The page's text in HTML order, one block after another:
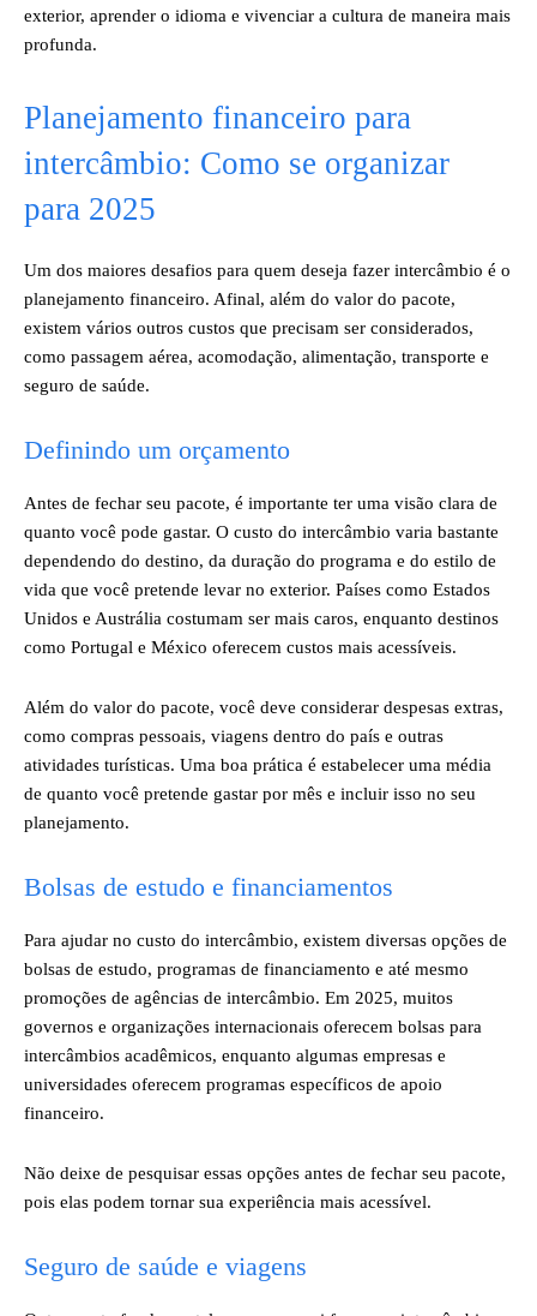
exterior, aprender o idioma e vivenciar a cultura de maneira mais
profunda.
Planejamento financeiro para
intercâmbio: Como se organizar
para 2025
Um dos maiores desafios para quem deseja fazer intercâmbio é o
planejamento financeiro. Afinal, além do valor do pacote,
existem vários outros custos que precisam ser considerados,
como passagem aérea, acomodação, alimentação, transporte e
seguro de saúde.
Definindo um orçamento
Antes de fechar seu pacote, é importante ter uma visão clara de
quanto você pode gastar. O custo do intercâmbio varia bastante
dependendo do destino, da duração do programa e do estilo de
vida que você pretende levar no exterior. Países como Estados
Unidos e Austrália costumam ser mais caros, enquanto destinos
como Portugal e México oferecem custos mais acessíveis.
Além do valor do pacote, você deve considerar despesas extras,
como compras pessoais, viagens dentro do país e outras
atividades turísticas. Uma boa prática é estabelecer uma média
de quanto você pretende gastar por mês e incluir isso no seu
planejamento.
Bolsas de estudo e financiamentos
Para ajudar no custo do intercâmbio, existem diversas opções de
bolsas de estudo, programas de financiamento e até mesmo
promoções de agências de intercâmbio. Em 2025, muitos
governos e organizações internacionais oferecem bolsas para
intercâmbios acadêmicos, enquanto algumas empresas e
universidades oferecem programas específicos de apoio
financeiro.
Não deixe de pesquisar essas opções antes de fechar seu pacote,
pois elas podem tornar sua experiência mais acessível.
Seguro de saúde e viagens